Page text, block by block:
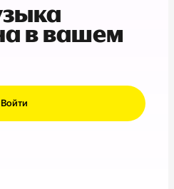
в вашем
Войти